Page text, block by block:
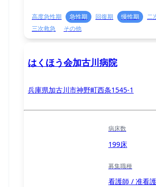
高度急性期 急性期 回復期 慢性期
二
三次救急
その他
はくほう会加古川病院
兵庫県加古川市神野町西条1545-1
病床数
199床
募集職種
看護師 / 准看